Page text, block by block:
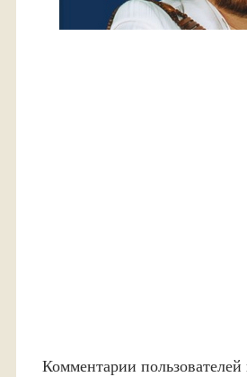
Комментарии пользователей